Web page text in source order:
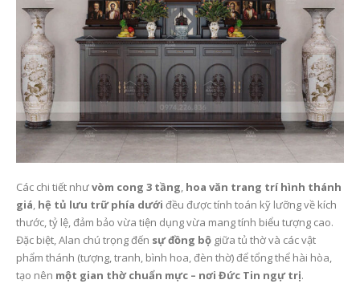
Các chi tiết nhưvòm cong 3 tầng hoa văn trang trí hình thánh
giá hệ tủ lưu trữ phía dưới đều được tính toán kỹ lưỡng về kích
thước, tỷ lệ, đảm bảo vừa tiện dụng vừa mang tính biểu tượng cao.
Đặc biệt, Alan chú trọng đến sự đồng bộ giữa tủ thờ và các vật
phẩm thánh (tượng, tranh, bình hoa, đèn thờ) để tổng thể hài hòa,
tạo nên một gian thờ chuẩn mực – nơi Đức Tin ngự trị.